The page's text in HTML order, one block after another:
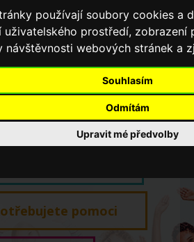
používají soubory cookies a
uživatelského prostředí, zobrazení
návštěvnosti webových stránek a
Souhlasím
Odmítám
Upravit mé předvolby
zprávy
školství
pomoci